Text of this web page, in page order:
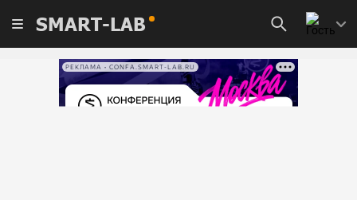
SMART-LAB
РЕКЛАМА • CONFA.SMART-LAB.RU